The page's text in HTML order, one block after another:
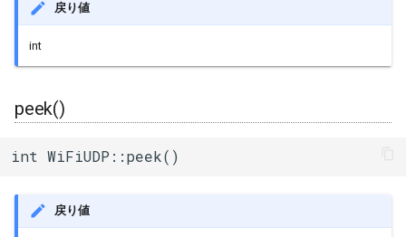
戻り値
int
peek()
int WiFiUDP::peek()
戻り値